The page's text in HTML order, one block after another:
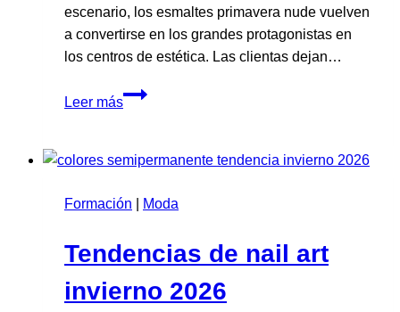
escenario, los esmaltes primavera nude vuelven
a convertirse en los grandes protagonistas en
los centros de estética. Las clientas dejan…
Leer más
Esmaltes
colores
en
para
uñas
Formación Moda
Tendencias de nail art
invierno 2026